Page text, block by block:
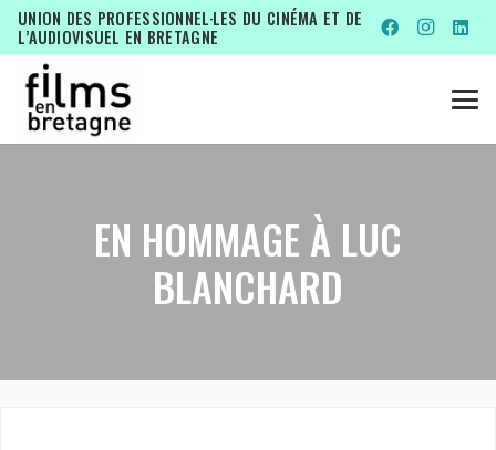
UNION DES PROFESSIONNEL·LES DU CINÉMA ET DE
L’AUDIOVISUEL EN BRETAGNE
EN HOMMAGE À LUC
BLANCHARD